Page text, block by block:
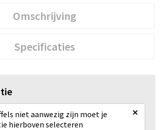
Omschrijving
Specificaties
niet aanwezig zijn moet je
hierboven selecteren
×